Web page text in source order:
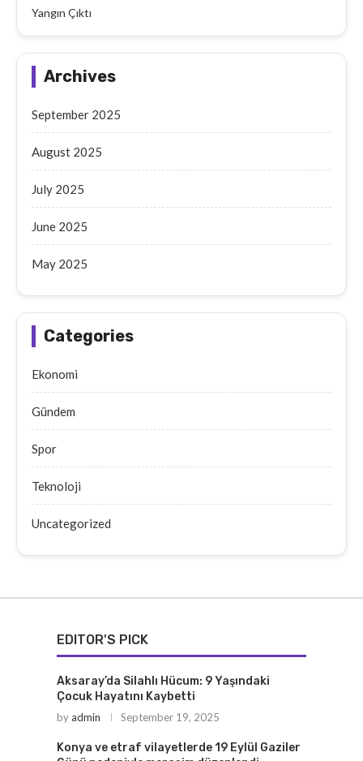
Yangın Çıktı
Archives
September 2025
August 2025
July 2025
June 2025
May 2025
Categories
Ekonomi
Gündem
Spor
Teknoloji
Uncategorized
EDITOR'S PICK
Aksaray’da Silahlı Hücum: 9 Yaşındaki
Çocuk Hayatını Kaybetti
byadmin September 19, 2025
Konya ve etraf vilayetlerde 19 Eylül Gaziler